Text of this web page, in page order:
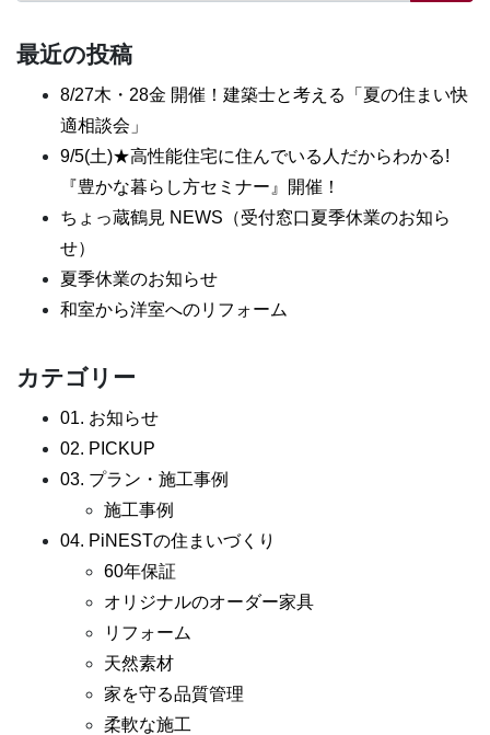
最近の投稿
8/27木・28金 開催！建築士と考える「夏の住まい快
適相談会」
9/5(土)★高性能住宅に住んでいる人だからわかる!
『豊かな暮らし方セミナー』開催！
ちょっ蔵鶴見 NEWS（受付窓口夏季休業のお知ら
せ）
夏季休業のお知らせ
和室から洋室へのリフォーム
カテゴリー
01. お知らせ
02. PICKUP
03. プラン・施工事例
施工事例
04. PiNESTの住まいづくり
60年保証
オリジナルのオーダー家具
リフォーム
天然素材
家を守る品質管理
柔軟な施工